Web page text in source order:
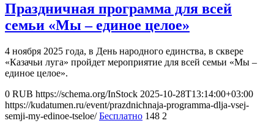
Праздничная программа для всей
семьи «Мы – единое целое»
4 ноября 2025 года, в День народного единства, в сквере
«Казачьи луга» пройдет мероприятие для всей семьи «Мы –
единое целое».
0 RUB https://schema.org/InStock 2025-10-28T13:14:00+03:00
https://kudatumen.ru/event/prazdnichnaja-programma-dlja-vsej-
semji-my-edinoe-tseloe/ Бесплатно 148 2